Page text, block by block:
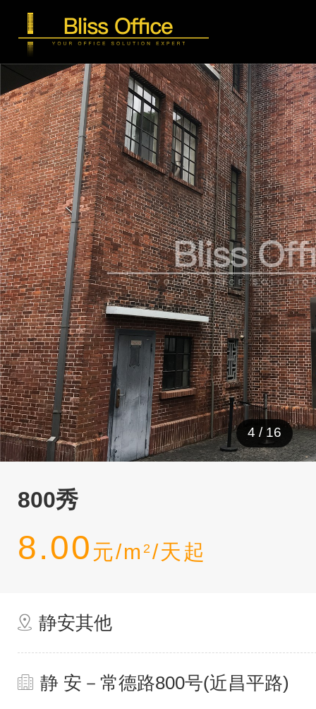
5 / 16
800秀
8.00 元/m 2 /天起
静安其他
静 安－常德路800号(近昌平路)